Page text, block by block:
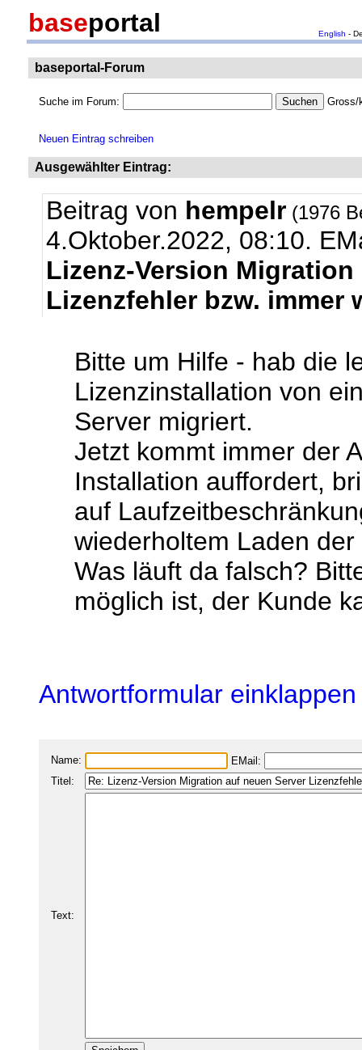
baseportal English -
baseportal-Forum
Suche im Forum: Gross/
Neuen Eintrag schreiben
Ausgewählter Eintrag:
Beitrag von hempelr (1976
4.Oktober.2022, 08:10.
Lizenz-Version
Lizenzfehler bzw. immer
Bitte um Hilfe - hab die
Lizenzinstallation von
Server migriert.
Jetzt kommt immer der
Installation auffordert,
auf
wiederholtem Laden
Was läuft da falsch?
möglich ist, der Kunde
Antwortformular einklappen
Name:
EMail:
Titel:
Text: